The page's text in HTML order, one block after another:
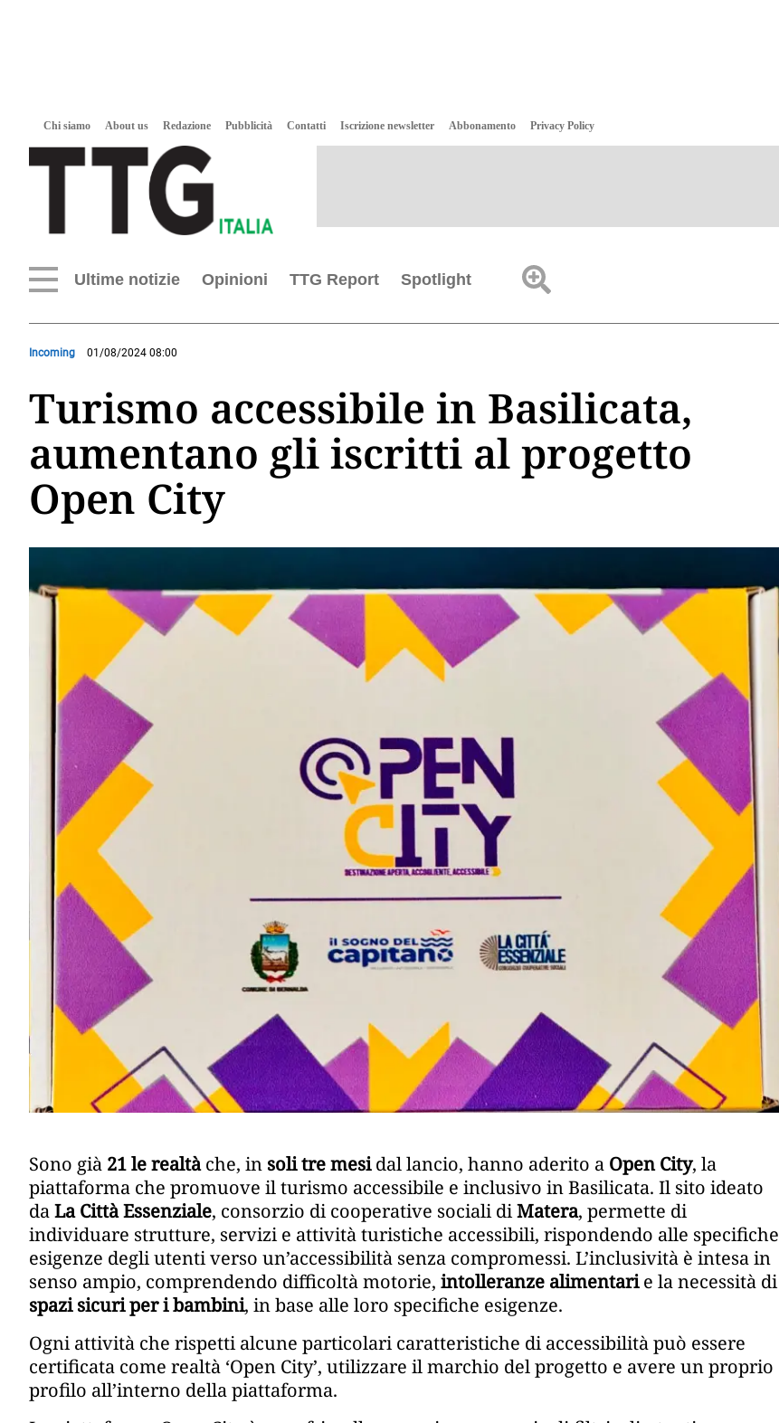
Chi siamo About us Redazione Pubblicità Contatti Iscrizione newsletter Abbonamento Privacy Policy
Ultime notizie Opinioni TTG Report Spotlight
Incoming 01/08/2024 08:00
Turismo accessibile in Basilicata,
aumentano gli iscritti al progetto
Open City
Sono già 21 le realtàche, in soli tre mesidal lancio, hanno aderito a Open City, la
piattaforma che promuove il turismo accessibile e inclusivo in Basilicata. Il sito ideato
daLa Città Essenziale, consorzio di cooperative sociali diMatera, permette di
individuare strutture, servizi e attività turistiche accessibili, rispondendo alle specifiche
esigenze degli utenti verso un’accessibilità senza compromessi. L’inclusività è intesa in
senso ampio, comprendendo difficoltà motorie, intolleranze alimentarie la necessità di
spazi sicuri per i bambini, in base alle loro specifiche esigenze.
Ogni attività che rispetti alcune particolari caratteristiche di accessibilità può essere
certificata come realtà ‘Open City’, utilizzare il marchio del progetto e avere un proprio
profilo all’interno della piattaforma.